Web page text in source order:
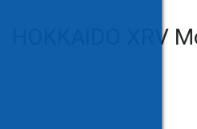
HOKKAIDO XRV